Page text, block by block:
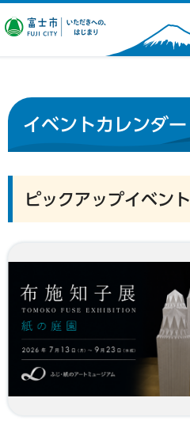
富士市 いただ
イベントカレンダー
ピックアップイベント